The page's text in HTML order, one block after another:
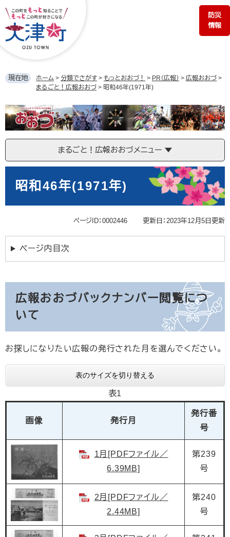
ジ
の
す。
ュ
ー
し
文
防災
情報
現在地 ホーム > 分類でさがす > もっとおおづ！ > PR（広報） > 広報おおづ >
まるごと！広報おおづ > 昭和46年(1971年)
ま
る
ご
と！
報
まるごと！広報おおづメニュー
昭和46年(1971年)
ページID：0002446 更新日：2023年12月5日更新
ページ内目次
広報おおづバックナンバー閲覧につ
いて
お探しになりたい広報の発行された月を選んでください。
表のサイズを切り替える
表1
画像 発行月
発行番
号
1月[PDFファイル／
6.39MB]
第239
号
2月[PDFファイル／
2.44MB]
第240
号